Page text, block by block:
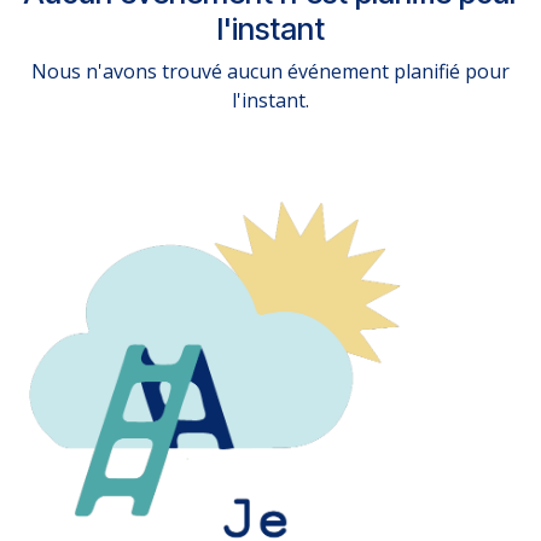
l'instant
Nous n'avons trouvé aucun événement planifié pour
l'instant.